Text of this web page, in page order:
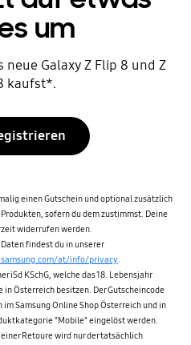
um
neue Galaxy Z Flip 8 und Z
kaufst*.
einen Gutschein und optional zusätzlich
sofern du dem zustimmst. Deine
widerrufen werden.
findest du in unserer
at/info/privacy.
iSd KSchG, welche das 18. Lebensjahr
Österreich besitzen. Der Gutscheincode
Samsung Online Shop Österreich und in
"Mobile" eingelöst werden.
Retoure wird nur der tatsächlich